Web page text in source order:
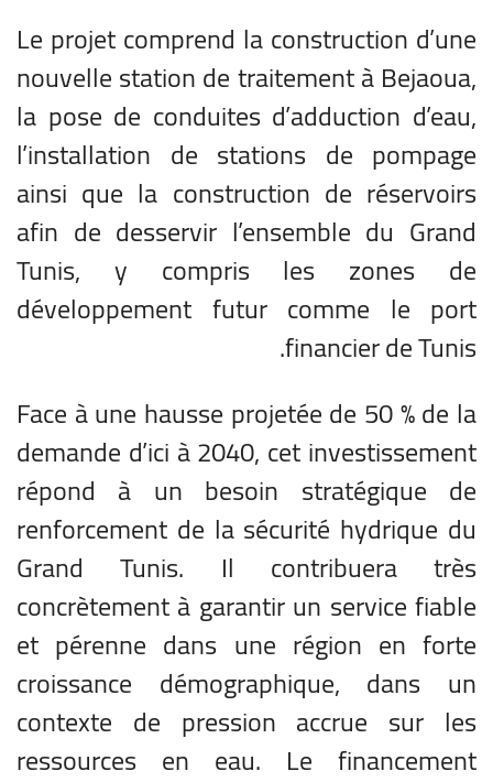
Le projet comprend la construction d’une
nouvelle station de traitement à Bejaoua,
la pose de conduites d’adduction d’eau,
l’installation de stations de pompage
ainsi que la construction de réservoirs
afin de desservir l’ensemble du Grand
Tunis, y compris les zones de
développement futur comme le port
financier de Tunis.
Face à une hausse projetée de 50 % de la
demande d’ici à 2040, cet investissement
répond à un besoin stratégique de
renforcement de la sécurité hydrique du
Grand Tunis. Il contribuera très
concrètement à garantir un service fiable
et pérenne dans une région en forte
croissance démographique, dans un
contexte de pression accrue sur les
ressources en eau. Le financement